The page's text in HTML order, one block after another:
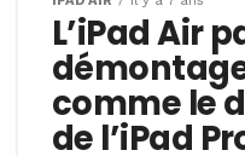
L’iPad Air
comme le
de l’iPad